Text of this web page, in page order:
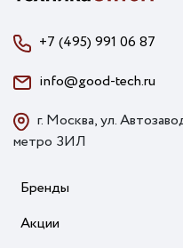
+7 (495) 991 06 87
info@good-tech.ru
г. Москва, ул.
метро ЗИЛ
Бренды
Акции